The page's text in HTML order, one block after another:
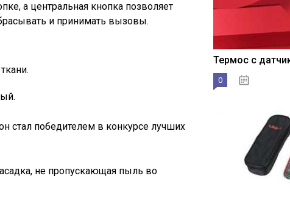
а центральная кнопка позволяет
и принимать вызовы.
стал победителем в конкурсе лучших
не пропускающая пыль во
Термос с
0